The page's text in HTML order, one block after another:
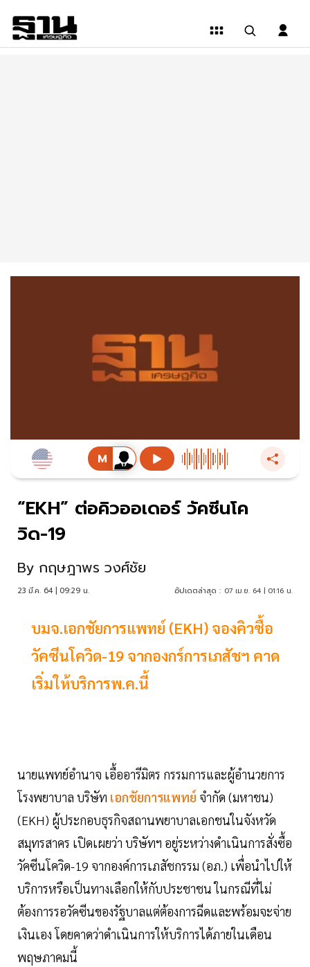
“EKH” ต่อคิวออเดอร์ วัคซีนโค
วิด-19
By กฤษฎาพร วงศ์ชัย
23 มี.ค. 64 | 09:29 น. อัปเดตล่าสุด : 07 เม.ย. 64 | 01:16 น.
บมจ.เอกชัยการแพทย์ (EKH) จองคิวซื้อ
วัคซีนโควิด-19 จากองกร์การเภสัชฯ คาด
เริ่มให้บริการพ.ค.นี้
นายแพทย์อำนาจ เอื้ออารีมิตร กรรมการและผู้อำนวยการ
โรงพยาบาล บริษัท เอกชัยการแพทย์ จำกัด (มหาชน)
(EKH) ผู้ประกอบธุรกิจสถานพยาบาลเอกชนในจังหวัด
สมุทรสาคร เปิดเผยว่า บริษัทฯ อยู่ระหว่างดำเนินการสั่งซื้อ
วัคซีนโควิด-19 จากองค์การเภสัชกรรม (อภ.) เพื่อนำไปให้
บริการหรือเป็นทางเลือกให้กับประชาชน ในกรณีที่ไม่
ต้องการรอวัคซีนของรัฐบาลแต่ต้องการฉีดและพร้อมจะจ่าย
เงินเอง โดยคาดว่าดำเนินการให้บริการได้ภายในเดือน
พฤษภาคมนี้